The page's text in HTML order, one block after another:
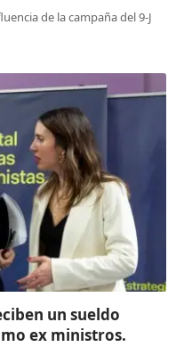
de la campaña del 9-J
un sueldo
ex ministros.